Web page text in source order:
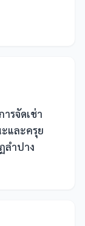
รจัดเช่า
และครุย
ลำปาง